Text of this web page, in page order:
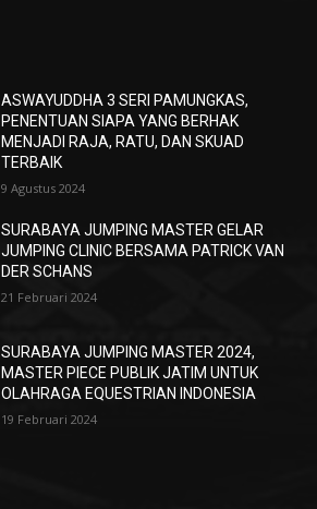
ASWAYUDDHA 3 SERI PAMUNGKAS,
PENENTUAN SIAPA YANG BERHAK
MENJADI RAJA, RATU, DAN SKUAD
TERBAIK
9 Agustus 2024
SURABAYA JUMPING MASTER GELAR
JUMPING CLINIC BERSAMA PATRICK VAN
DER SCHANS
21 Februari 2024
SURABAYA JUMPING MASTER 2024,
MASTER PIECE PUBLIK JATIM UNTUK
OLAHRAGA EQUESTRIAN INDONESIA
19 Februari 2024